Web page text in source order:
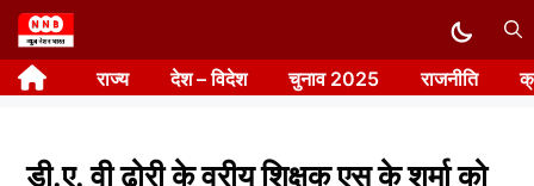
Skip
to
content राज्य देश – विदेश चुनाव 2025 राजनीति
डी.ए. वी ढोरी के वरीय शिक्षक एस के शर्मा को